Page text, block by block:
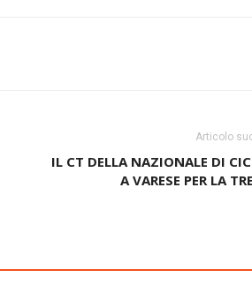
Articolo
IL CT DELLA NAZIONALE DI
A VARESE PER LA